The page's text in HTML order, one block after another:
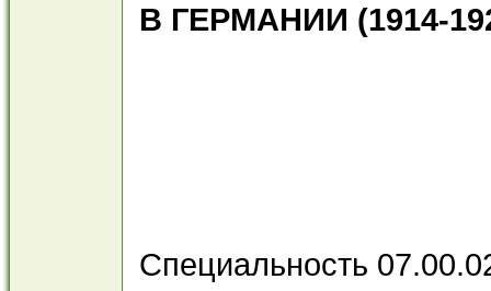
В ГЕРМАНИИ (1914-
Специальность